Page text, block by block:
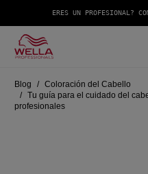
ERES UN PROFESIONAL?
Blog
Coloración del Cabello
Tu guía para el cuidado del
profesionales